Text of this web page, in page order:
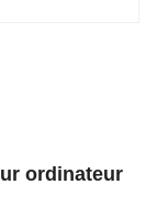
ordinateur